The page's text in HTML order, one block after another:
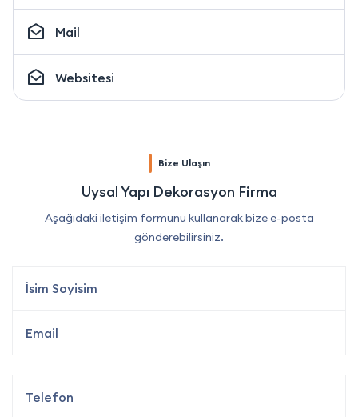
Mail
Websitesi
Bize Ulaşın
Uysal Yapı Dekorasyon Firma
Aşağıdaki iletişim formunu kullanarak bize e-posta
gönderebilirsiniz.